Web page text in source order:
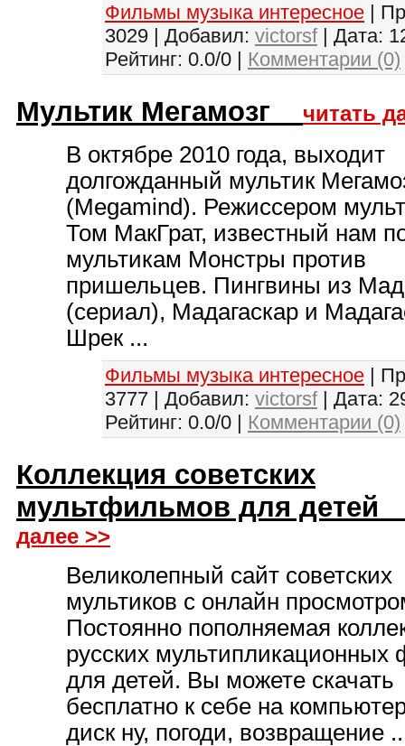
Фильмы музыка интересное |
3029 | Добавил: victorsf | Дата:
Рейтинг: 0.0/0 | Комментарии (0)
Мультик Мегамозг читать
В октябре 2010 года, выходит
долгожданный мультик
(Megamind). Режиссером
Том МакГрат, известный нам
мультикам Монстры против
пришельцев. Пингвины из
(сериал), Мадагаскар и
Шрек ...
Фильмы музыка интересное |
3777 | Добавил: victorsf | Дата:
Рейтинг: 0.0/0 | Комментарии (0)
Коллекция советских
мультфильмов для
далее >>
Великолепный сайт советских
мультиков с онлайн
Постоянно пополняемая
русских мультипликационных
для детей. Вы можете скачать
бесплатно к себе на
диск ну, погоди, возвращение